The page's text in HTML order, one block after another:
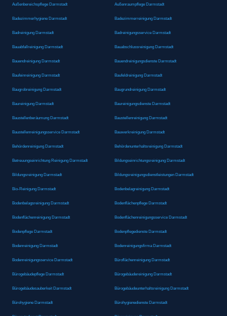
Außenbereichspflege Darmstadt Außenraumpflege Darmstadt
Badezimmerhygiene Darmstadt Badezimmerreinigung Darmstadt
Badreinigung Darmstadt Badreinigungsservice Darmstadt
Bauabfallreinigung Darmstadt Bauabschlussreinigung Darmstadt
Bauendreinigung Darmstadt Bauendreinigungsdienste Darmstadt
Baufeinreinigung Darmstadt Baufeldreinigung Darmstadt
Baugrobreinigung Darmstadt Baugrundreinigung Darmstadt
Baureinigung Darmstadt Baureinigungsdienste Darmstadt
Baustellenberäumung Darmstadt Baustellenreinigung Darmstadt
Baustellenreinigungsservice Darmstadt Bauwerkreinigung Darmstadt
Behördenreinigung Darmstadt Behördenunterhaltsreinigung Darmstadt
Betreuungseinrichtung Reinigung Darmstadt Bildungseinrichtungsreinigung Darmstadt
Bildungsreinigung Darmstadt Bildungsreinigungsdienstleistungen Darmstadt
Bio-Reinigung Darmstadt Bodenbelagreinigung Darmstadt
Bodenbelagsreinigung Darmstadt Bodenflächenpflege Darmstadt
Bodenflächenreinigung Darmstadt Bodenflächenreinigungsservice Darmstadt
Bodenpflege Darmstadt Bodenpflegedienste Darmstadt
Bodenreinigung Darmstadt Bodenreinigungsfirma Darmstadt
Bodenreinigungsservice Darmstadt Büroflächenreinigung Darmstadt
Bürogebäudepflege Darmstadt Bürogebäudereinigung Darmstadt
Bürogebäudesauberkeit Darmstadt Bürogebäudeunterhaltsreinigung Darmstadt
Bürohygiene Darmstadt Bürohygienedienste Darmstadt